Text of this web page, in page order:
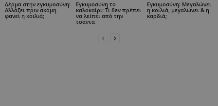
Δέρμα στην εγκυμοσύνη:
Αλλάζει πριν ακόμη
φανεί η κοιλιά;
Εγκυμοσύνη το
καλοκαίρι: Τι δεν πρέπει
να λείπει από την
τσάντα
Εγκυμοσύνη: Μεγαλώνει
η κοιλιά, μεγαλώνει & η
καρδιά;